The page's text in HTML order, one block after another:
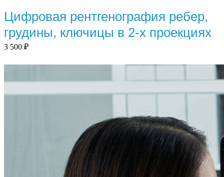
Цифровая рентгенография ребер,
грудины, ключицы в 2-х проекциях
3 500 ₽